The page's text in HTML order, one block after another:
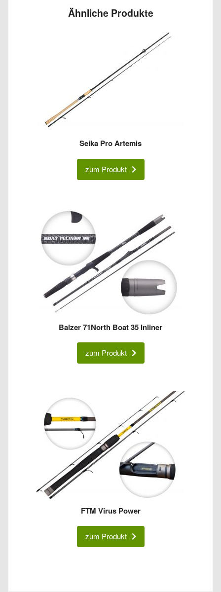
Ähnliche Produkte
Seika Pro Artemis
zum Produkt
Balzer 71North Boat 35 Inliner
zum Produkt
FTM Virus Power
zum Produkt